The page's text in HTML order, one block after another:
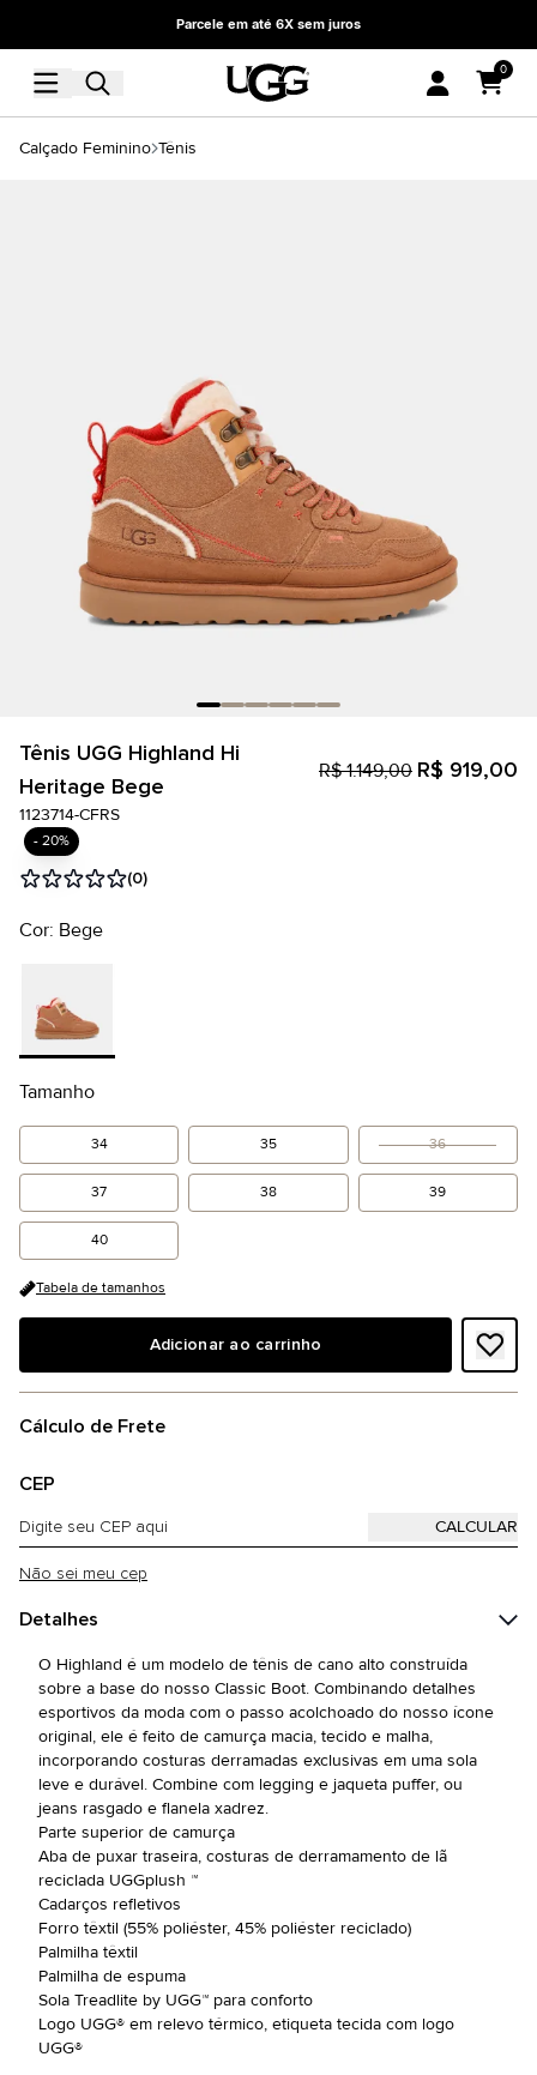
Parcele em até 6X sem juros
0
Calçado Feminino Tênis
Tênis UGG Highland Hi
Heritage Bege
R$ 1.149,00 R$ 919,00
1123714-CFRS
- 20%
(0)
Cor: Bege
Tamanho
34 35 36
37 38 39
40
Tabela de tamanhos
Adicionar ao carrinho
Cálculo de Frete
CEP
Não sei meu cep
Detalhes
O Highland é um modelo de tênis de cano alto construída
sobre a base do nosso Classic Boot. Combinando detalhes
esportivos da moda com o passo acolchoado do nosso ícone
original, ele é feito de camurça macia, tecido e malha,
incorporando costuras derramadas exclusivas em uma sola
leve e durável. Combine com legging e jaqueta puffer, ou
jeans rasgado e flanela xadrez.
Parte superior de camurça
Aba de puxar traseira, costuras de derramamento de lã
reciclada UGGplush ™
Cadarços refletivos
Forro têxtil (55% poliéster, 45% poliéster reciclado)
Palmilha têxtil
Palmilha de espuma
Sola Treadlite by UGG™ para conforto
Logo UGG® em relevo térmico, etiqueta tecida com logo
UGG®